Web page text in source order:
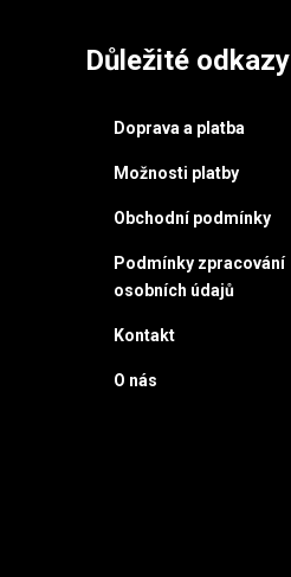
Důležité odkazy
Doprava a platba
Možnosti platby
Obchodní podmínky
Podmínky zpracování
osobních údajů
Kontakt
O nás